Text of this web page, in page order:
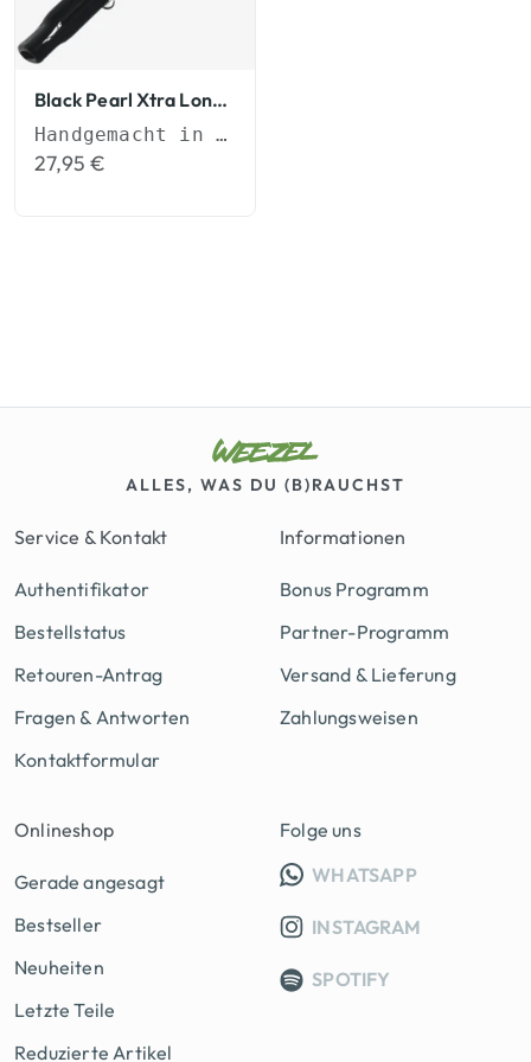
Black Pearl Xtra Long Tip Slim Tips
Handgemacht in Deutschland
27,95€
ALLES, WAS DU (B)RAUCHST
Service & Kontakt
Authentifikator
Bestellstatus
Retouren-Antrag
Fragen & Antworten
Kontaktformular
Informationen
Bonus Programm
Partner-Programm
Versand & Lieferung
Zahlungsweisen
Onlineshop
Gerade angesagt
Bestseller
Neuheiten
Letzte Teile
Reduzierte Artikel
Folge uns
WHATSAPPINFO
INSTAGRAM
SPOTIFY